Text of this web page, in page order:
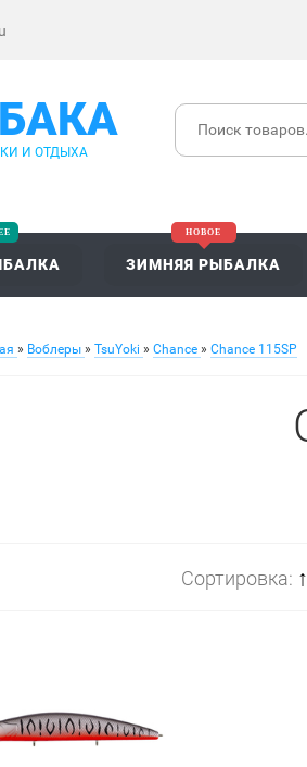
И ОТДЫХА
ЗИМНЯЯ РЫБАЛКА
» Воблеры » TsuYoki » Chance » Chance 115SP
Сортировка: